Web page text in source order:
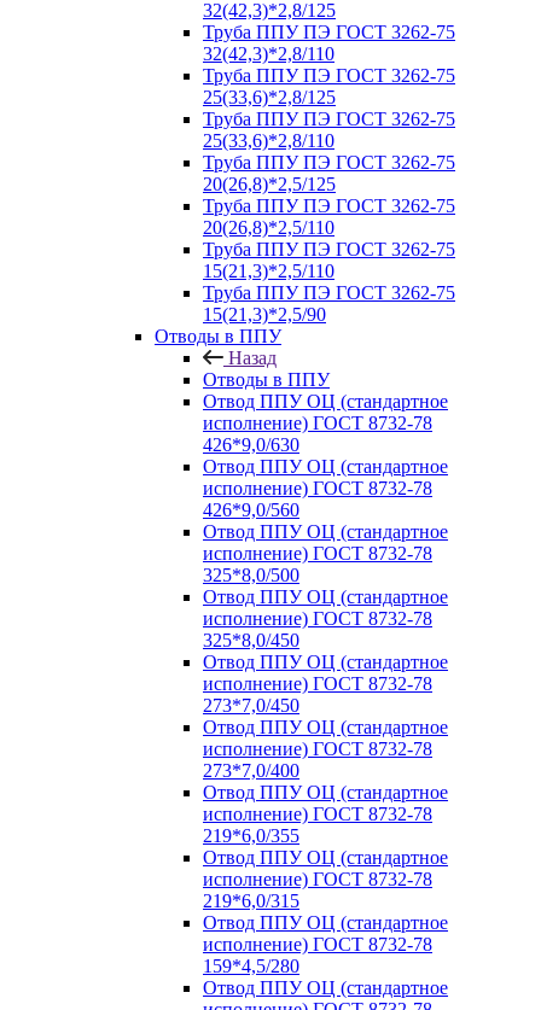
32(42,3)*2,8/125
Труба ППУ ПЭ ГОСТ 3262-75
32(42,3)*2,8/110
Труба ППУ ПЭ ГОСТ 3262-75
25(33,6)*2,8/125
Труба ППУ ПЭ ГОСТ 3262-75
25(33,6)*2,8/110
Труба ППУ ПЭ ГОСТ 3262-75
20(26,8)*2,5/125
Труба ППУ ПЭ ГОСТ 3262-75
20(26,8)*2,5/110
Труба ППУ ПЭ ГОСТ 3262-75
15(21,3)*2,5/110
Труба ППУ ПЭ ГОСТ 3262-75
15(21,3)*2,5/90
Отводы в ППУ
Назад
Отводы в ППУ
Отвод ППУ ОЦ (стандартное
исполнение) ГОСТ 8732-78
426*9,0/630
Отвод ППУ ОЦ (стандартное
исполнение) ГОСТ 8732-78
426*9,0/560
Отвод ППУ ОЦ (стандартное
исполнение) ГОСТ 8732-78
325*8,0/500
Отвод ППУ ОЦ (стандартное
исполнение) ГОСТ 8732-78
325*8,0/450
Отвод ППУ ОЦ (стандартное
исполнение) ГОСТ 8732-78
273*7,0/450
Отвод ППУ ОЦ (стандартное
исполнение) ГОСТ 8732-78
273*7,0/400
Отвод ППУ ОЦ (стандартное
исполнение) ГОСТ 8732-78
219*6,0/355
Отвод ППУ ОЦ (стандартное
исполнение) ГОСТ 8732-78
219*6,0/315
Отвод ППУ ОЦ (стандартное
исполнение) ГОСТ 8732-78
159*4,5/280
Отвод ППУ ОЦ (стандартное